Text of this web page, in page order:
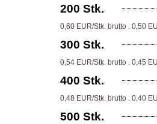
200 Stk.
0,60 EUR/Stk. brutto . 0,50
300 Stk.
0,54 EUR/Stk. brutto . 0,45
400 Stk.
0,48 EUR/Stk. brutto . 0,40
500 Stk.